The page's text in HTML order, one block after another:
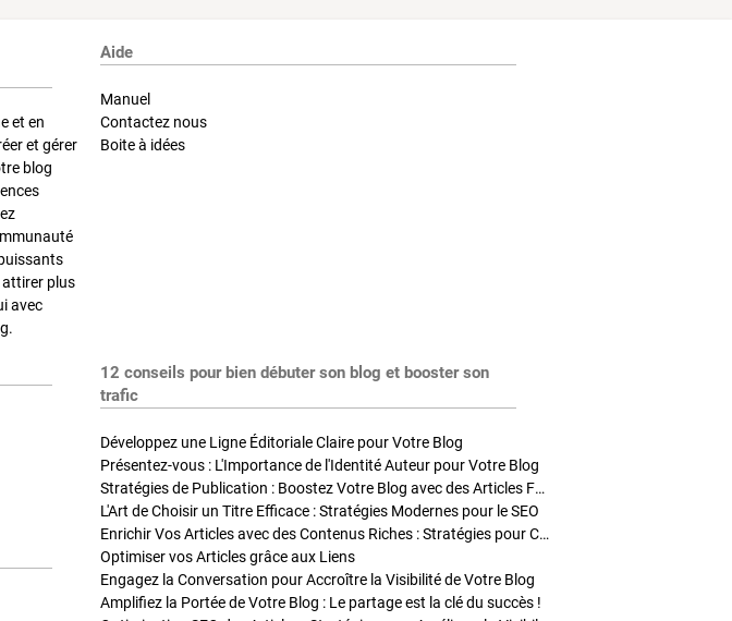
et en
et gérer
blog
attirer plus
avec
Aide
Manuel
Contactez nous
Boite à idées
12 conseils pour bien débuter son blog et booster son
trafic
Développez une Ligne Éditoriale Claire pour Votre Blog
Présentez-vous : L'Importance de l'Identité Auteur pour Votre Blog
Stratégies de Publication : Boostez Votre Blog avec des Articles Fréquents et Exclusifs
L'Art de Choisir un Titre Efficace : Stratégies Modernes pour le SEO
Enrichir Vos Articles avec des Contenus Riches : Stratégies pour Captiver et Optimiser
Optimiser vos Articles grâce aux Liens
Engagez la Conversation pour Accroître la Visibilité de Votre Blog
Amplifiez la Portée de Votre Blog : Le partage est la clé du succès !